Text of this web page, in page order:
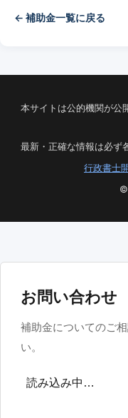
← 補助金一覧に戻る
本サイトは公的機関が公
最新・正確な情報は必ず
行政書士
©
お問い合わせ
補助金についてのご
い。